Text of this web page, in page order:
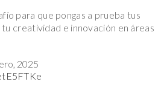
para que pongas a prueba tus
creatividad e innovación en áreas
2025